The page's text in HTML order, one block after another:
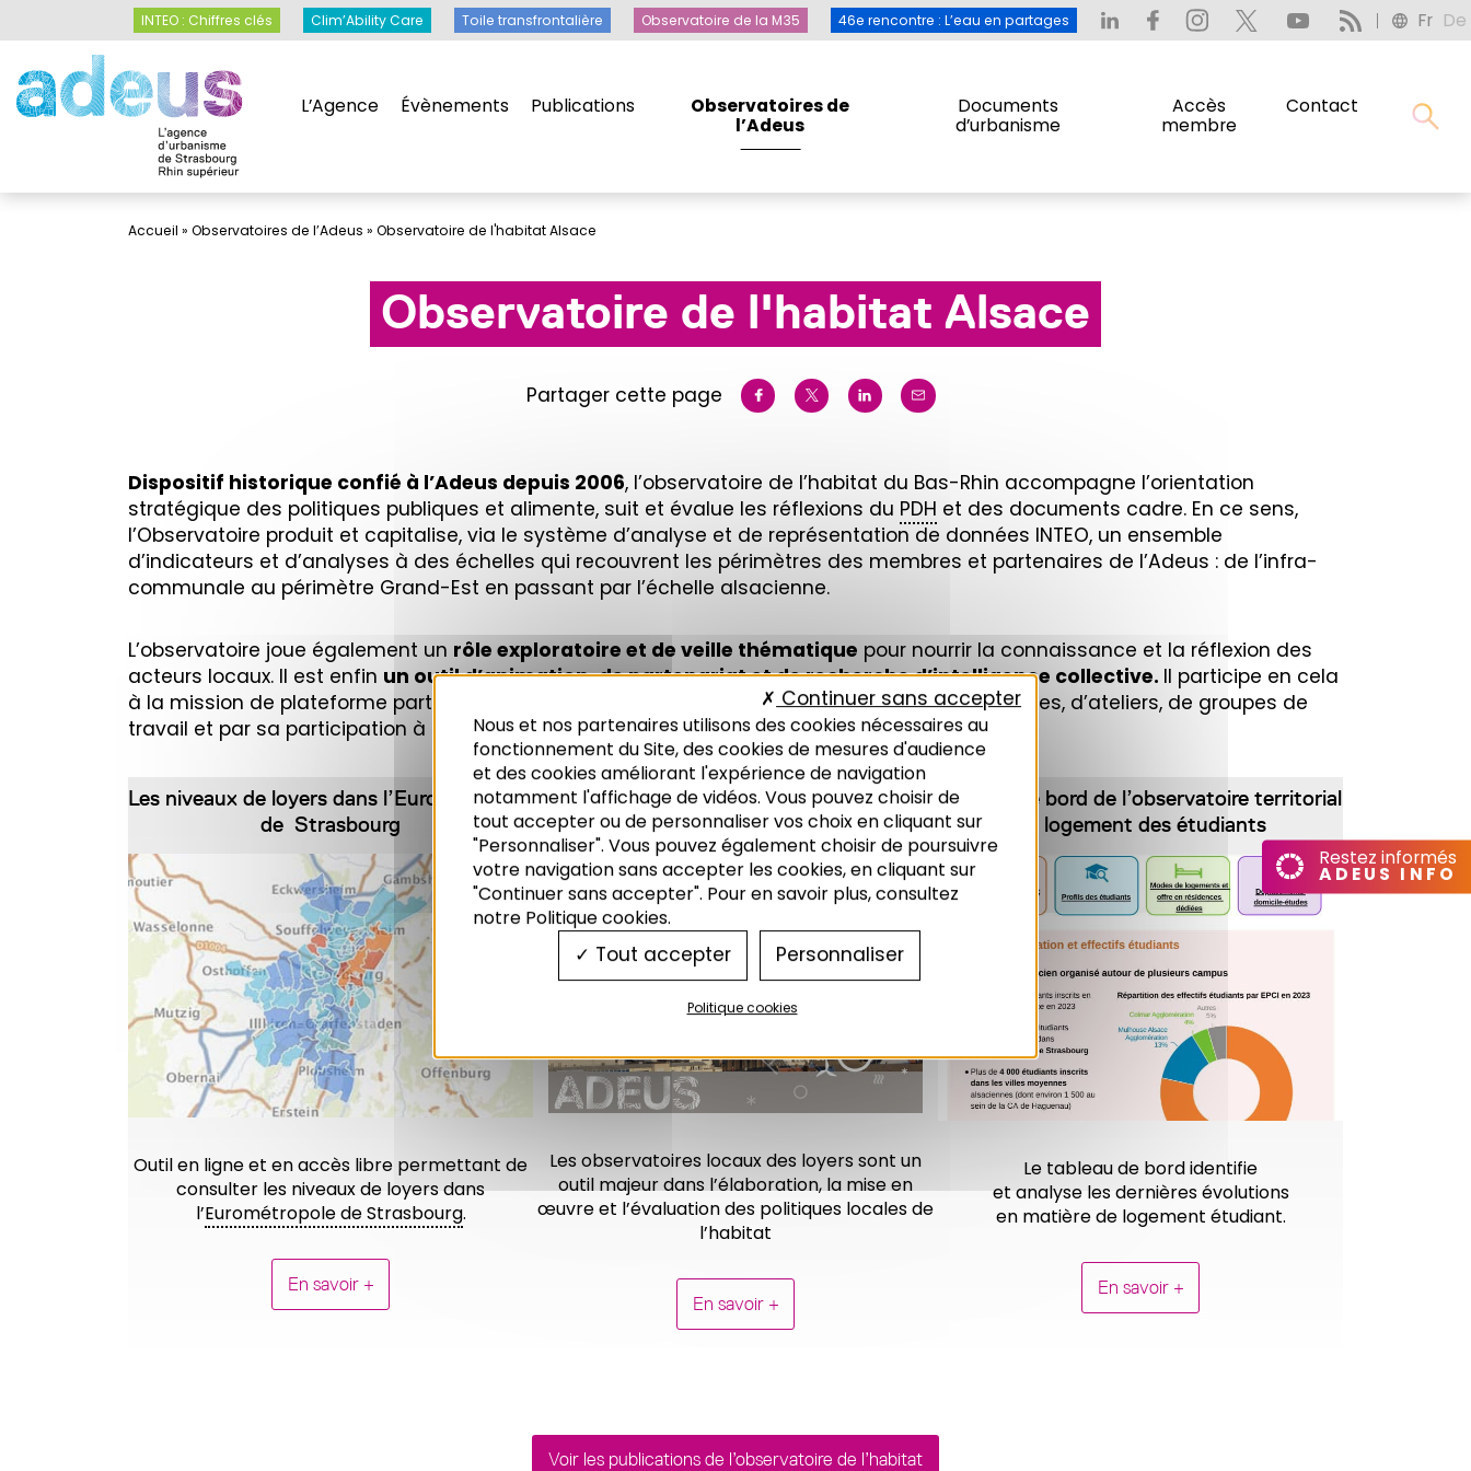
L’Agence Évènements Publications
Observatoires de
l’Adeus
Documents
d’urbanisme
Accès
membre
Contact
INTEO : Chiffres clés Clim’Ability Care Toile transfrontalière Observatoire de la M35 46e rencontre : L’eau en partages Fr De
INTEO : Chiffres clés Clim’Ability Care Toile transfrontalière Observatoire de la M35 46e rencontre : L’eau en partages Fr De
Recherche
Accueil » Observatoires de l’Adeus » Observatoire de l'habitat Alsace
Observatoire de l'habitat Alsace
Partager cette page
Dispositif historique confié à l’Adeus depuis 2006, l’observatoire de l’habitat du Bas-Rhin accompagne l’orientation
stratégique des politiques publiques et alimente, suit et évalue les réflexions du PDH et des documents cadre. En ce sens,
l’Observatoire produit et capitalise, via le système d’analyse et de représentation de données INTEO, un ensemble
d’indicateurs et d’analyses à des échelles qui recouvrent les périmètres des membres et partenaires de l’Adeus : de l’infra-
communale au périmètre Grand-Est en passant par l’échelle alsacienne.
L’observatoire joue également un rôle exploratoire et de veille thématique pour nourrir la connaissance et la réflexion des
acteurs locaux. Il est enfin un outil d’animation, de partenariat et de recherche d’intelligence collective. Il participe en cela
à la mission de plateforme partenariale jouée par l’Agence à travers l’organisation de rencontres, d’ateliers, de groupes de
travail et par sa participation à diverses instances partenariales et évènements.
Les niveaux de loyers dans l’Eurométropole
de Strasbourg
Outil en ligne et en accès libre permettant de
consulter les niveaux de loyers dans
l’Eurométropole de Strasbourg.
En savoir +
Observatoire local
des loyers du Bas-Rhin
Les observatoires locaux des loyers sont un
outil majeur dans l’élaboration, la mise en
œuvre et l’évaluation des politiques locales de
l’habitat
En savoir +
Tableau de bord de l’observatoire territorial
du logement des étudiants
Le tableau de bord identifie
et analyse les dernières évolutions
en matière de logement étudiant.
En savoir +
Voir les publications de l’observatoire de l’habitat
Restez informés
ADEUS INFO
Panneau de gestion des cookies
Nous et nos partenaires utilisons des cookies nécessaires au
fonctionnement du Site, des cookies de mesures d'audience
et des cookies améliorant l'expérience de navigation
notamment l'affichage de vidéos. Vous pouvez choisir de
tout accepter ou de personnaliser vos choix en cliquant sur
"Personnaliser". Vous pouvez également choisir de poursuivre
votre navigation sans accepter les cookies, en cliquant sur
"Continuer sans accepter". Pour en savoir plus, consultez
notre Politique cookies.
Tout accepter
Continuer sans accepter
Personnaliser
Politique cookies